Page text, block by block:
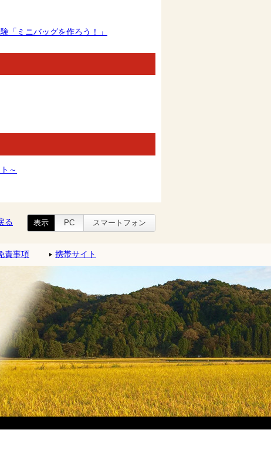
「ミニバッグを作ろう！」
～
る 表示 PC スマートフォン
責事項 携帯サイト